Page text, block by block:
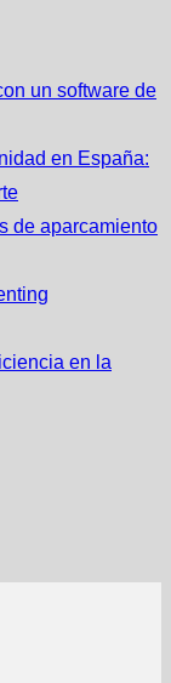
un software de
en España:
de aparcamiento
en la